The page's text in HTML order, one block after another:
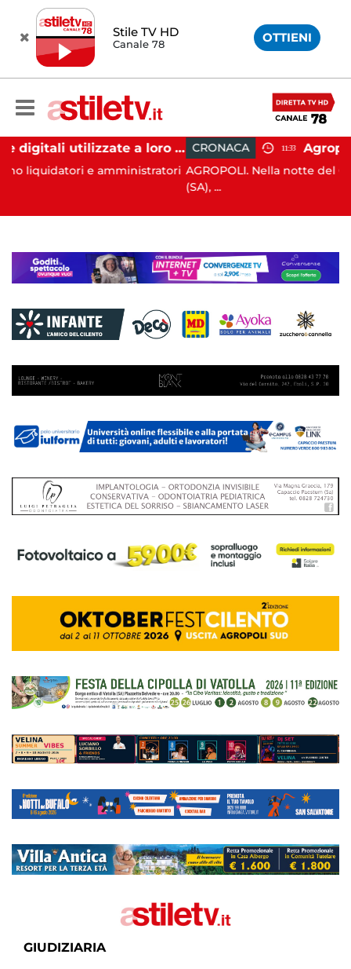
Stile TV HD
Canale 78 OTTIENI
Firme digitali utilizzate a loro insaputa: 9 indagati nel Vallo di Diano
amministratori
CRONACA 11:33
AGROPOLI. Nella notte del 6 agosto scorso,
GIUDIZIARIA